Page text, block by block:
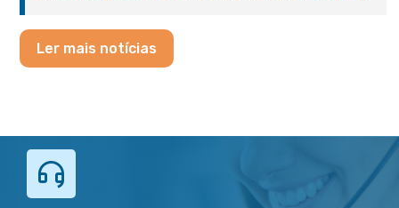
Ler mais notícias